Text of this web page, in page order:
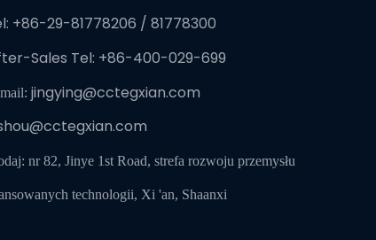
+86-29-81778206 / 81778300
Sales Tel: +86-400-029-699
jingying@cctegxian.com
nr 82, Jinye 1st Road, strefa rozwoju przemysłu
technologii, Xi 'an, Shaanxi